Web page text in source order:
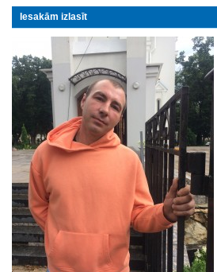
Iesakām izlasīt